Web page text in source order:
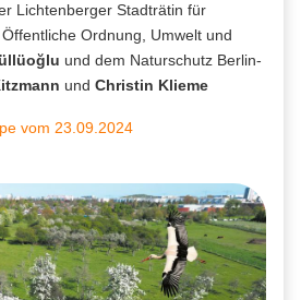
Lichtenberger Stadträtin für
Ordnung, Umwelt und
und dem Naturschutz Berlin-
undChristin Klieme
vom 23.09.2024